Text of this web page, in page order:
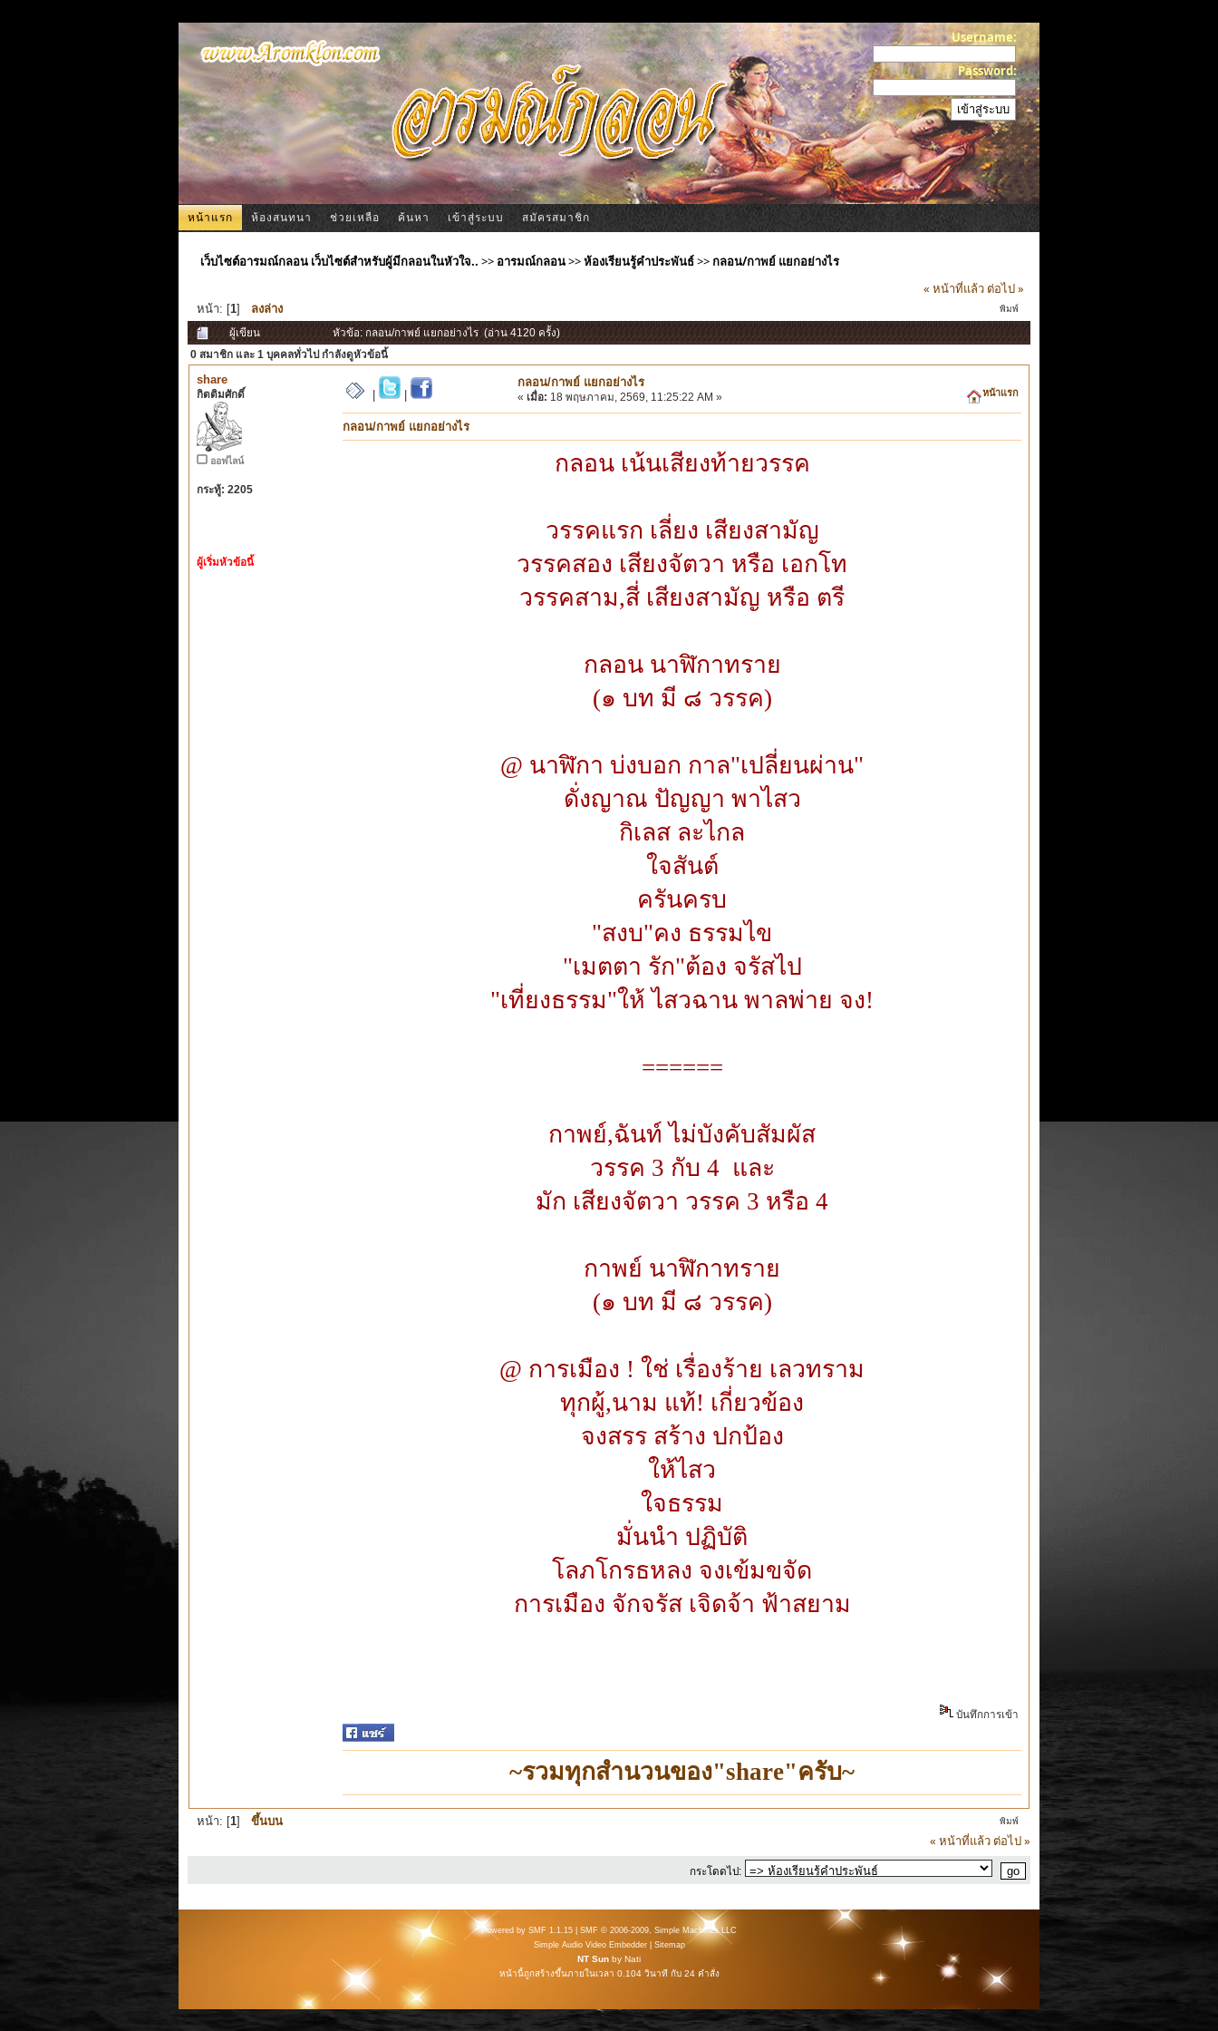
Username:
Password:
หน้าแรก ห้องสนทนา ช่วยเหลือ ค้นหา เข้าสู่ระบบ สมัครสมาชิก
เว็บไซต์อารมณ์กลอน เว็บไซต์สำหรับผู้มีกลอนในหัวใจ.. >> อารมณ์กลอน>>ห้องเรียนรู้คำประพันธ์>>กลอน/กาพย์ แยกอย่างไร
หน้า: [1] ลงล่าง
« หน้าที่แล้ว ต่อไป »
พิมพ์
ผู้เขียน
หัวข้อ: กลอน/กาพย์ แยกอย่างไร (อ่าน 4120 ครั้ง)
0 สมาชิก และ 1 บุคคลทั่วไป กำลังดูหัวข้อนี้
share
กิตติมศักดิ์
ออฟไลน์
กระทู้: 2205
ผู้เริ่มหัวข้อนี้
กลอน/กาพย์ แยกอย่างไร
« เมื่อ: 18 พฤษภาคม, 2569, 11:25:22 AM » หน้าแรก
กลอน/กาพย์ แยกอย่างไร
กลอน เน้นเสียงท้ายวรรค
วรรคแรก เลี่ยง เสียงสามัญ
วรรคสอง เสียงจัตวา หรือ เอกโท
วรรคสาม,สี่ เสียงสามัญ หรือ ตรี
กลอน นาฬิกาทราย
(๑ บท มี ๘ วรรค)
@ นาฬิกา บ่งบอก กาล"เปลี่ยนผ่าน"
ดั่งญาณ ปัญญา พาไสว
กิเลส ละไกล
ใจสันต์
ครันครบ
"สงบ"คง ธรรมไข
"เมตตา รัก"ต้อง จรัสไป
"เที่ยงธรรม"ให้ ไสวฉาน พาลพ่าย จง!
======
กาพย์,ฉันท์ ไม่บังคับสัมผัส
วรรค 3 กับ 4 และ
มัก เสียงจัตวา วรรค 3 หรือ 4
กาพย์ นาฬิกาทราย
(๑ บท มี ๘ วรรค)
@ การเมือง ! ใช่ เรื่องร้าย เลวทราม
ทุกผู้,นาม แท้! เกี่ยวข้อง
จงสรร สร้าง ปกป้อง
ให้ไสว
ใจธรรม
มั่นนำ ปฏิบัติ
โลภโกรธหลง จงเข้มขจัด
การเมือง จักจรัส เจิดจ้า ฟ้าสยาม
บันทึกการเข้า
~รวมทุกสำนวนของ"share"ครับ~
หน้า: [1] ขึ้นบน พิมพ์
« หน้าที่แล้ว ต่อไป »
กระโดดไป:
Powered by SMF 1.1.15
SMF © 2006-2009, Simple Machines LLC
Simple Audio Video Embedder
Sitemap
NT Sun by Nati
หน้านี้ถูกสร้างขึ้นภายในเวลา 0.104 วินาที กับ 24 คำสั่ง